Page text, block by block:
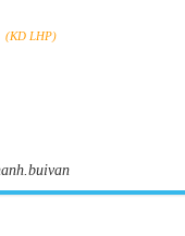
(KD LHP)